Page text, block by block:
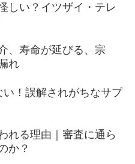
しい？イツザイ・テレ
、寿命が延びる、宗
れ
！誤解されがちなサプ
れる理由｜審査に通ら
か？